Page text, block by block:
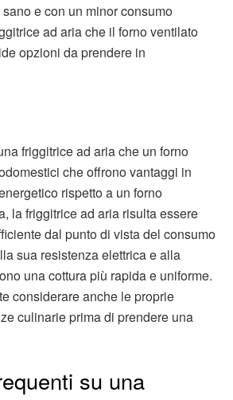
e con un minor consumo
ad aria che il forno ventilato
opzioni da prendere in
friggitrice ad aria che un forno
che offrono vantaggi in
rispetto a un forno
la friggitrice ad aria risulta essere
dal punto di vista del consumo
sua resistenza elettrica e alla
una cottura più rapida e uniforme.
considerare anche le proprie
culinarie prima di prendere una
su una